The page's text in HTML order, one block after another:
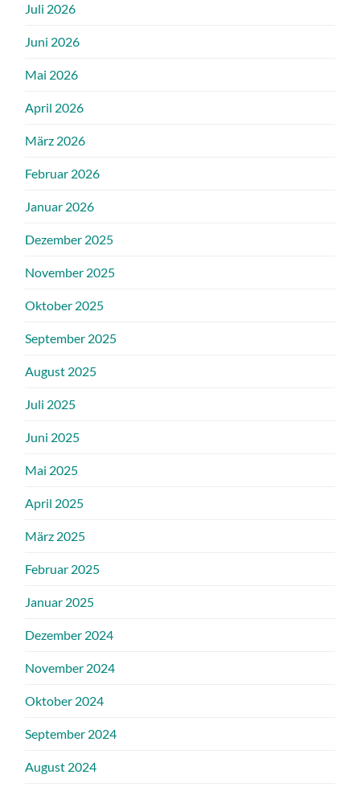
Juli 2026
Juni 2026
Mai 2026
April 2026
März 2026
Februar 2026
Januar 2026
Dezember 2025
November 2025
Oktober 2025
September 2025
August 2025
Juli 2025
Juni 2025
Mai 2025
April 2025
März 2025
Februar 2025
Januar 2025
Dezember 2024
November 2024
Oktober 2024
September 2024
August 2024